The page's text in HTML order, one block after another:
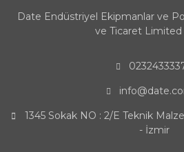
Date Endüstriyel Ekipmanlar ve
ve Ticaret Limited
1345 Sokak NO : 2/E Teknik
- İzmir